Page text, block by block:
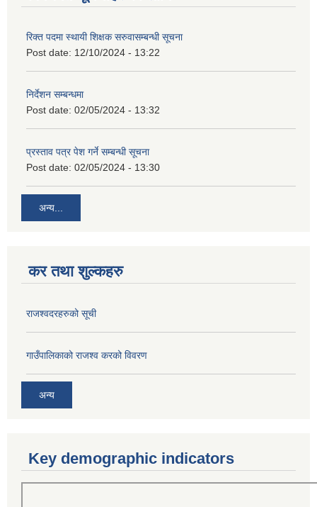
रिक्त पदमा स्थायी शिक्षक सरुवासम्बन्धी सूचना
Post date: 12/10/2024 - 13:22
निर्देशन सम्बन्धमा
Post date: 02/05/2024 - 13:32
प्रस्ताव पत्र पेश गर्ने सम्बन्धी सूचना
Post date: 02/05/2024 - 13:30
अन्य...
कर तथा शुल्कहरु
राजश्वदरहरुको सूची
गाउँपालिकाको राजश्व करको विवरण
अन्य
Key demographic indicators